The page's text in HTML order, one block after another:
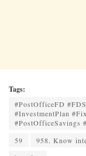
Tags:
#PostOfficeFD
#InvestmentPlan
#PostOfficeSavings
59
958. Know